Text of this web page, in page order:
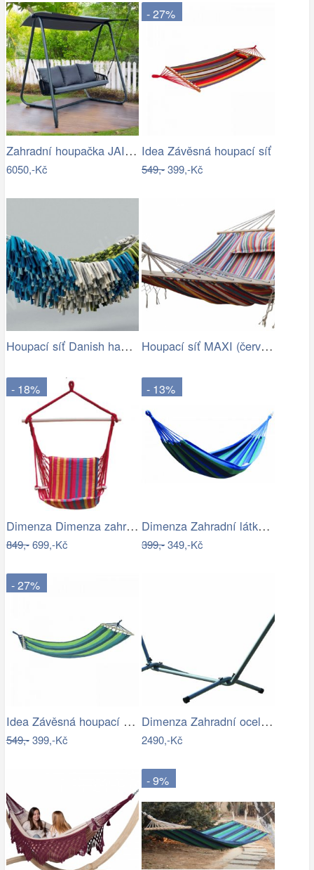
Zahradní houpačka JAIRA Tempo Kondela
6050,-Kč
- 27%
Idea Závěsná houpací síť
549,-399,-Kč
Houpací síť Danish hammock - Artedio.cz Houpací síť MAXI (červená) | Jena…
- 18%
Dimenza Dimenza zahradní látková…
849,-699,-Kč
- 13%
Dimenza Zahradní látková houpací síť -…
399,-349,-Kč
- 27%
Idea Závěsná houpací síť zelená/modrá
549,-399,-Kč
Dimenza Zahradní ocelový stojan na…
2490,-Kč
- 9%